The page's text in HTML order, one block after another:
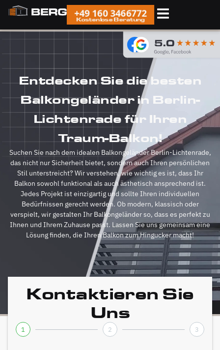
+49 160 3466772
Kostenlose Beratung
Entdecken Sie die besten
Balkongeländer in Berlin-
Lichtenrade für Ihren
Traum-Balkon!
Suchen Sie nach dem idealen Balkongeländer Berlin-Lichtenrade,
das nicht nur Sicherheit bietet, sondern auch Ihren persönlichen
Stil unterstreicht? Wir verstehen, wie wichtig es ist, dass Ihr
Balkon sowohl funktional als auch ästhetisch ansprechend ist.
Jedes Projekt ist einzigartig und sollte Ihren individuellen
Bedürfnissen gerecht werden. Ob modern, klassisch oder
verspielt, wir gestalten Ihr Balkongeländer so, dass es perfekt zu
Ihnen und Ihrem Zuhause passt. Lassen Sie uns gemeinsam eine
Lösung finden, die Ihren Balkon zum Hingucker macht!
Kontaktieren Sie
Uns
1 2 3